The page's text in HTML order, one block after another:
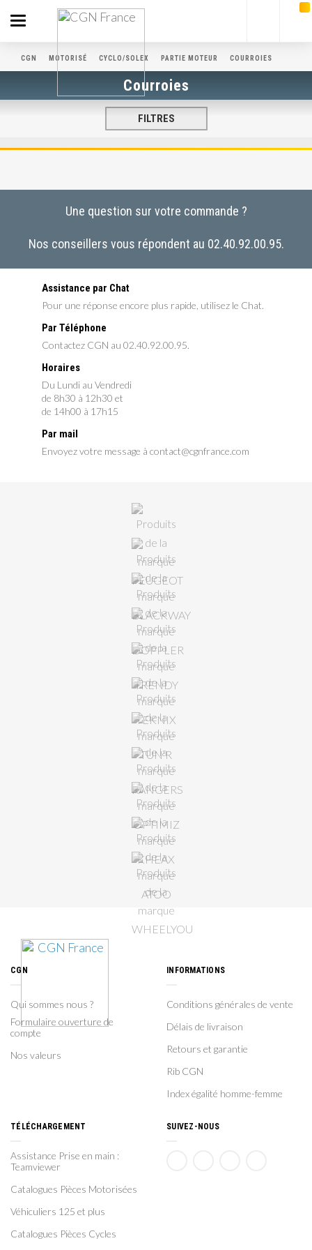
Toggle
navigation
CGN MOTORISÉ CYCLO/SOLEX PARTIE MOTEUR COURROIES
Courroies
FILTRES
Une question sur votre commande ?
Nos conseillers vous répondent au 02.40.92.00.95.
Assistance par Chat
Pour une réponse encore plus rapide, utilisez le Chat.
Par Téléphone
Contactez CGN au 02.40.92.00.95.
Horaires
Du Lundi au Vendredi
de 8h30 à 12h30 et
de 14h00 à 17h15
Par mail
Envoyez votre message à contact@cgnfrance.com
CGN
Qui sommes nous ?
Formulaire ouverture de
compte
Nos valeurs
INFORMATIONS
Conditions générales de vente
Délais de livraison
Retours et garantie
Rib CGN
Index égalité homme-femme
TÉLÉCHARGEMENT
Assistance Prise en main :
Teamviewer
Catalogues Pièces Motorisées
Véhiculiers 125 et plus
Catalogues Pièces Cycles
SUIVEZ-NOUS